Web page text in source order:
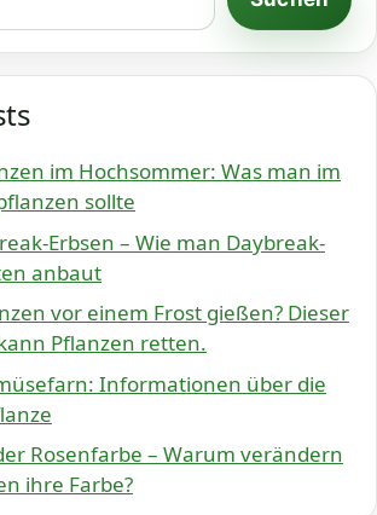
im Hochsommer: Was man im
sollte
Erbsen – Wie man Daybreak-
anbaut
vor einem Frost gießen? Dieser
Pflanzen retten.
Informationen über die
Rosenfarbe – Warum verändern
ihre Farbe?